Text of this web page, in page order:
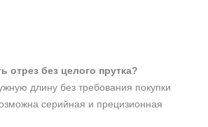
отрез без целого прутка?
длину без требования покупки
серийная и прецизионная